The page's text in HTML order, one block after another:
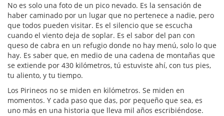
No es solo una foto de un pico nevado. Es la sensación de
haber caminado por un lugar que no pertenece a nadie, pero
que todos pueden visitar. Es el silencio que se escucha
cuando el viento deja de soplar. Es el sabor del pan con
queso de cabra en un refugio donde no hay menú, solo lo que
hay. Es saber que, en medio de una cadena de montañas que
se extiende por 430 kilómetros, tú estuviste ahí, con tus pies,
tu aliento, y tu tiempo.
Los Pirineos no se miden en kilómetros. Se miden en
momentos. Y cada paso que das, por pequeño que sea, es
uno más en una historia que lleva mil años escribiéndose.